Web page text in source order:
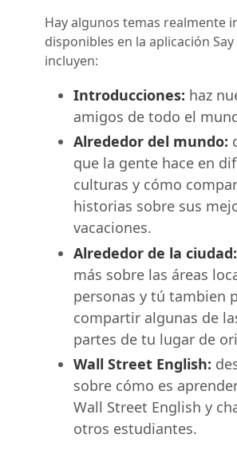
Hay algunos temas realmente
disponibles en la aplicación
incluyen:
Introducciones: haz
amigos de todo el
Alrededor del mundo:
que la gente hace en
culturas y cómo
historias sobre sus
vacaciones.
Alrededor de la ciudad:
más sobre las áreas
personas y tú tambien
compartir algunas de
partes de tu lugar de
Wall Street English:
sobre cómo es
Wall Street English y
otros estudiantes.